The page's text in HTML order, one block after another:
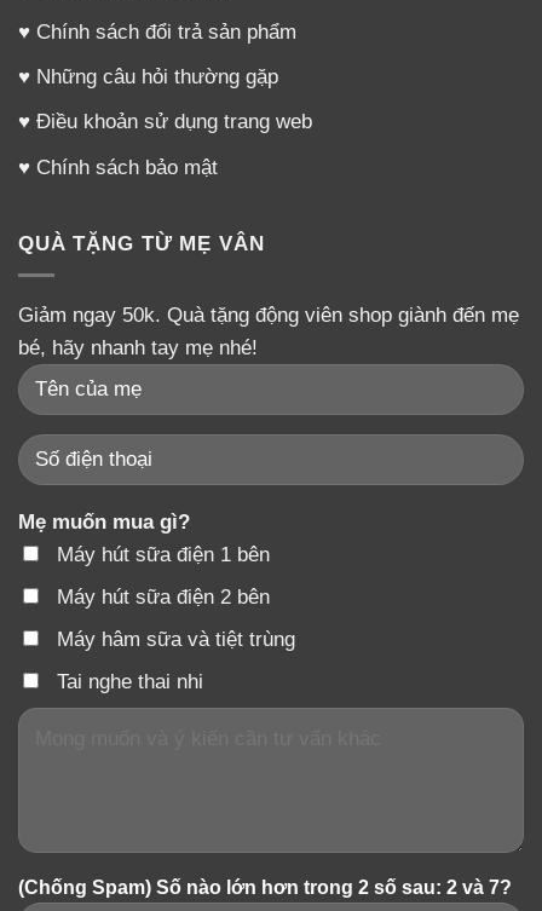
Hoạt chất Polysaccharides có tác dụng chống rối
loạn miễn dịch, cao huyết áp, bổ thận, bổ phổi,
chống lão hóa.
Hoạt chất Triterpenes có công dụng
diệt tế bào gây bệnh.
cao gấp 8 lần nhân sâm ) có tác dụng giúp khí huyết
lưu thông, thúc đẩy sự hấp thụ oxy của tế bào.
Hoạt chất Alkaloid (có chứa nito) và Adenosine rất
hữu dụng trong việc làm giãn mạch máu cho phép
oxi và chất dinh dưỡng đến khắp nơi trong cơ thể,
hàn gắn vết thương, điều hòa huyết áp.
♥ Chính sách đổi trả sản phẩm
♥ Những câu hỏi thường gặp
♥ Điều khoản sử dụng trang web
♥ Chính sách bảo mật
QUÀ TẶNG TỪ MẸ VÂN
Giảm ngay 50k. Quà tặng động viên shop giành đến mẹ
bé, hãy nhanh tay mẹ nhé!
Mẹ muốn mua gì?
Máy hút sữa điện 1 bên
Máy hút sữa điện 2 bên
Máy hâm sữa và tiệt trùng
Tai nghe thai nhi
(Chống Spam) Số nào lớn hơn trong 2 số sau: 2 và 7?